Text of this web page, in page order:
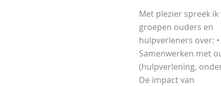
Met plezier spreek
groepen ouders en
hulpverleners over: •
Samenwerken met
(hulpverlening,
De impact van